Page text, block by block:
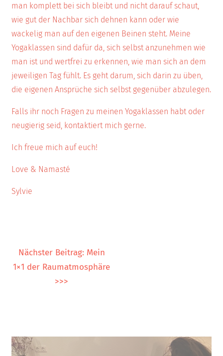
man komplett bei sich bleibt und nicht darauf schaut,
wie gut der Nachbar sich dehnen kann oder wie
wackelig man auf den eigenen Beinen steht. Meine
Yogaklassen sind dafür da, sich selbst anzunehmen wie
man ist und wertfrei zu erkennen, wie man sich an dem
jeweiligen Tag fühlt. Es geht darum, sich darin zu üben,
die eigenen Ansprüche sich selbst gegenüber abzulegen.
Falls ihr noch Fragen zu meinen Yogaklassen habt oder
neugierig seid, kontaktiert mich gerne.
Ich freue mich auf euch!
Love & Namasté
Sylvie
Nächster Beitrag: Mein
1×1 der Raumatmosphäre
>>>